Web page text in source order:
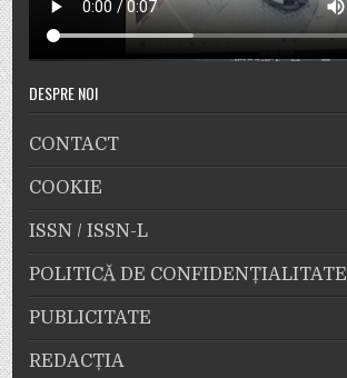
DESPRE NOI
CONTACT
COOKIE
ISSN / ISSN-L
POLITICĂ DE CONFIDENȚIALITATE
PUBLICITATE
REDACȚIA